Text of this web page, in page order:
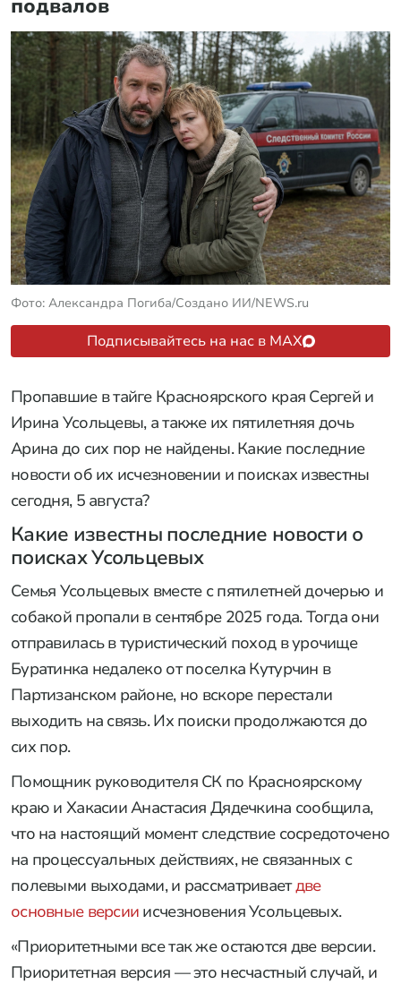
подвалов
Фото: Александра Погиба/Создано ИИ/NEWS.ru
Подписывайтесь на нас в MAX
Пропавшие в тайге Красноярского края Сергей и
Ирина Усольцевы, а также их пятилетняя дочь
Арина до сих пор не найдены. Какие последние
новости об их исчезновении и поисках известны
сегодня, 5 августа?
Какие известны последние новости о
поисках Усольцевых
Семья Усольцевых вместе с пятилетней дочерью и
собакой пропали в сентябре 2025 года. Тогда они
отправилась в туристический поход в урочище
Буратинка недалеко от поселка Кутурчин в
Партизанском районе, но вскоре перестали
выходить на связь. Их поиски продолжаются до
сих пор.
Помощник руководителя СК по Красноярскому
краю и Хакасии Анастасия Дядечкина сообщила,
что на настоящий момент следствие сосредоточено
на процессуальных действиях, не связанных с
полевыми выходами, и рассматриваетдве
основные версии исчезновения Усольцевых.
«Приоритетными все так же остаются две версии.
Приоритетная версия — это несчастный случай, и